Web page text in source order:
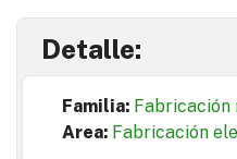
Detalle:
Familia: Fabricación
Area: Fabricación